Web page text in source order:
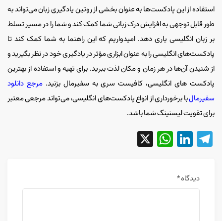
استفاده از این پادکست‌ها به عنوان بخشی از روتین یادگیری زبان می‌تواند به
طور قابل توجهی به افزایش درک زبانی شما کمک کند و شما را در مسیر تسلط
بر زبان انگلیسی یاری دهد. امیدواریم که این راهنما به شما کمک کند تا
پادکست‌های انگلیسی را به عنوان ابزاری مؤثر در یادگیری خود در نظر بگیرید و
از شنیدن آن‌ها در هر زمان و مکان لذت ببرید. برای تهیه و استفاده از بهترین
پادکست های انگلیسی، کافیست سری به سفیرمال بزنید.مرجع دانلود
سفیرمالبا برخورداری از انواع پادکست‌های انگلیسی، می‌تواند مرجعی معتبر
برای تقویت لیسنینگ شما باشد.
Telegram
LinkedIn
WhatsApp
دیدگاه*